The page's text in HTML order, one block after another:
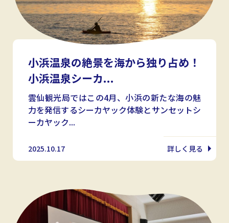
小浜温泉の絶景を海から独り占め！
小浜温泉シーカ...
雲仙観光局ではこの4月、小浜の新たな海の魅
力を発信するシーカヤック体験とサンセットシ
ーカヤック...
2025.10.17 詳しく見る